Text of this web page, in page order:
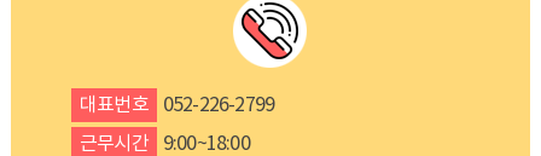
대표번호
052-226-2799
근무시간
9:00~18:00